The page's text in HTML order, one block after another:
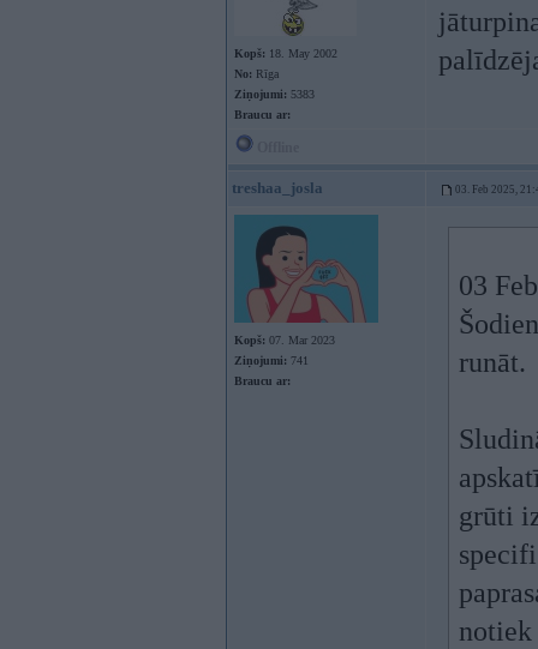
Kopš: 18. May 2002
No: Rīga
Ziņojumi: 5383
Braucu ar:
treshaa_josla 03. Feb 2025,
Kopš: 07. Mar 2023
Ziņojumi: 741
Braucu ar:
03
runāt.
grūti
notiek